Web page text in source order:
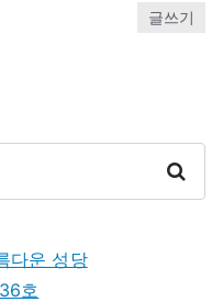
글쓰기
Search
다운 성당
호